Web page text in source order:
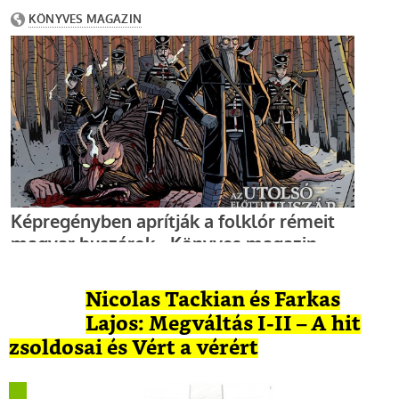
Nicolas Tackian és Farkas
Lajos: Megváltás I-II – A hit
zsoldosai és Vért a vérért